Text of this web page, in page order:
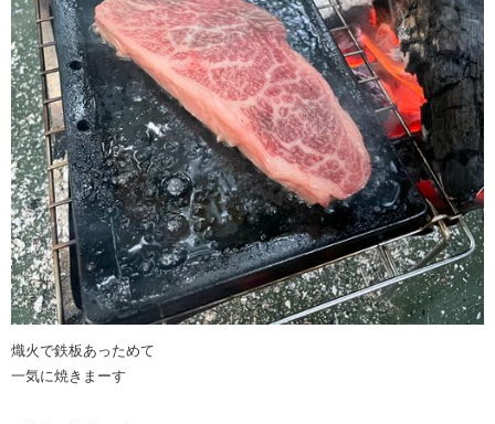
熾火で鉄板あっためて
一気に焼きまーす